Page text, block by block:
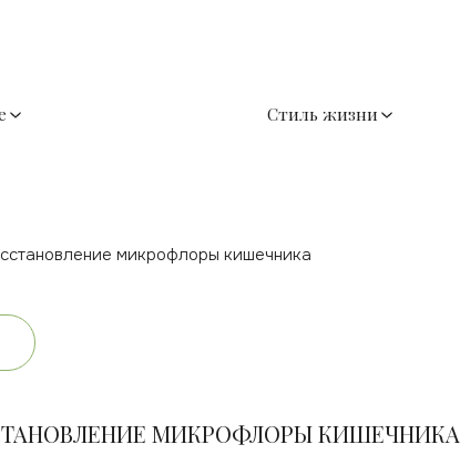
Стиль жизни
микрофлоры кишечника
МИКРОФЛОРЫ КИШЕЧНИКА